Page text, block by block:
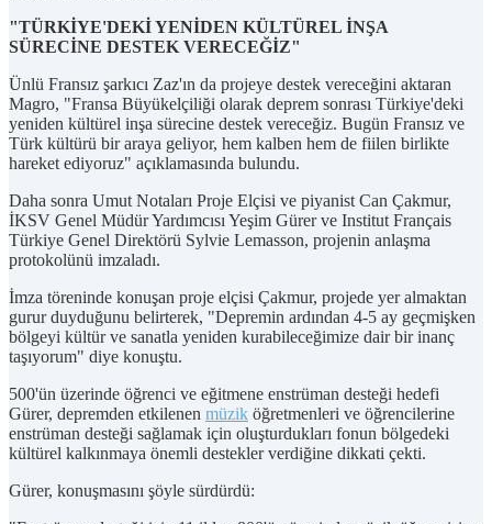
"TÜRKİYE'DEKİ YENİDEN KÜLTÜREL İNŞA
SÜRECİNE DESTEK VERECEĞİZ"
Ünlü Fransız şarkıcı Zaz'ın da projeye destek vereceğini aktaran
Magro, "Fransa Büyükelçiliği olarak deprem sonrası Türkiye'deki
yeniden kültürel inşa sürecine destek vereceğiz. Bugün Fransız ve
Türk kültürü bir araya geliyor, hem kalben hem de fiilen birlikte
hareket ediyoruz" açıklamasında bulundu.
Daha sonra Umut Notaları Proje Elçisi ve piyanist Can Çakmur,
İKSV Genel Müdür Yardımcısı Yeşim Gürer ve Institut Français
Türkiye Genel Direktörü Sylvie Lemasson, projenin anlaşma
protokolünü imzaladı.
İmza töreninde konuşan proje elçisi Çakmur, projede yer almaktan
gurur duyduğunu belirterek, "Depremin ardından 4-5 ay geçmişken
bölgeyi kültür ve sanatla yeniden kurabileceğimize dair bir inanç
taşıyorum" diye konuştu.
500'ün üzerinde öğrenci ve eğitmene enstrüman desteği hedefi
Gürer, depremden etkilenen müzik öğretmenleri ve öğrencilerine
enstrüman desteği sağlamak için oluşturdukları fonun bölgedeki
kültürel kalkınmaya önemli destekler verdiğine dikkati çekti.
Gürer, konuşmasını şöyle sürdürdü: